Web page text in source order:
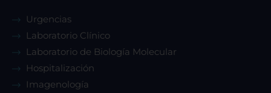
Urgencias
Laboratorio Clínico
Laboratorio de Biología Molecular
Hospitalización
Imagenología